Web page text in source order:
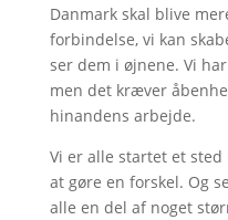
Danmark skal blive
forbindelse, vi kan
ser dem i øjnene. Vi
men det kræver
hinandens arbejde.
Vi er alle startet et
at gøre en forskel. Og
alle en del af noget